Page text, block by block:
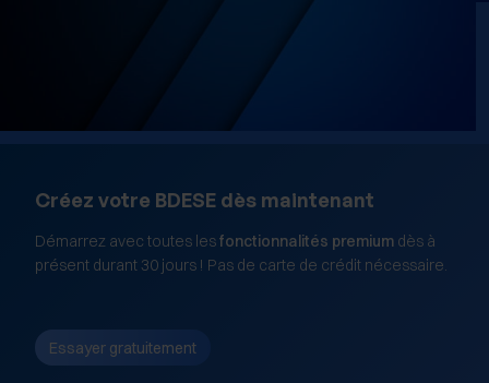
Créez votre BDESE dès maintenant
Démarrez avec toutes lesfonctionnalités premium dès à
présent durant 30 jours ! Pas de carte de crédit nécessaire.
Essayer gratuitement